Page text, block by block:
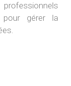
professionnels
pour gérer la